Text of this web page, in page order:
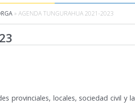
» AGENDA TUNGURAHUA 2021-2023
provinciales, locales, sociedad civil y la